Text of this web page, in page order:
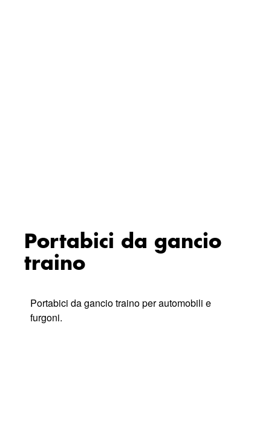
Portabici da gancio
traino
Portabici da gancio traino per automobili e
furgoni.